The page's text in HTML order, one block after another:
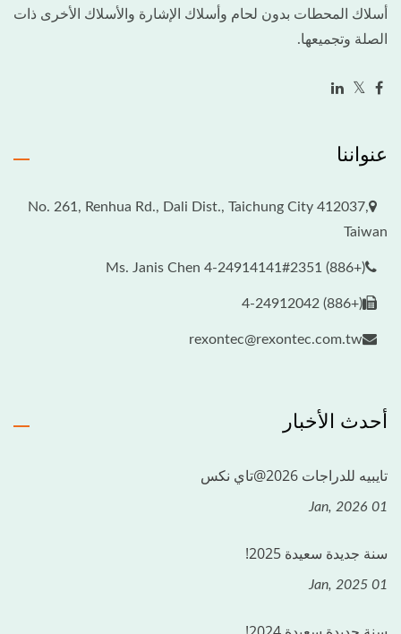
أسلاك المحطات بدون لحام وأسلاك الإشارة والأسلاك الأخرى ذات
الصلة وتجميعها.
عنواننا
No. 261, Renhua Rd., Dali Dist., Taichung City 412037,
Taiwan
(+886) 4-24914141#2351 Ms. Janis Chen
(+886) 4-24912042
rexontec@rexontec.com.tw
أحدث الأخبار
تايبيه للدراجات 2026@تاي نكس
01 Jan, 2026
سنة جديدة سعيدة 2025!
01 Jan, 2025